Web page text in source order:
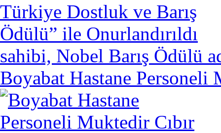
sahibi, Nobel Barış Ödülü
Boyabat Hastane Personeli